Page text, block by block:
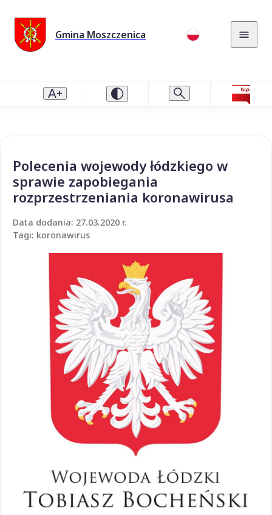
Gmina Moszczenica
Polecenia wojewody łódzkiego w
sprawie zapobiegania
rozprzestrzeniania koronawirusa
Data dodania: 27.03.2020 r.
Tagi: koronawirus